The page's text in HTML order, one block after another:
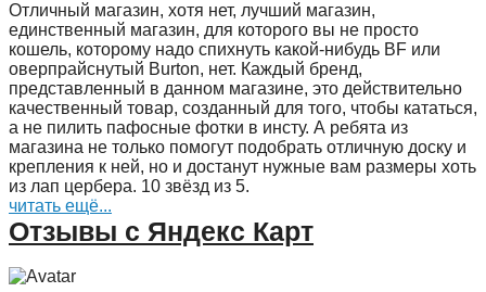
Отличный магазин, хотя нет, лучший магазин,
единственный магазин, для которого вы не просто
кошель, которому надо спихнуть какой-нибудь BF или
оверпрайснутый Burton, нет. Каждый бренд,
представленный в данном магазине, это действительно
качественный товар, созданный для того, чтобы кататься,
а не пилить пафосные фотки в инсту. А ребята из
магазина не только помогут подобрать отличную доску и
крепления к ней, но и достанут нужные вам размеры хоть
из лап цербера. 10 звёзд из 5.
читать ещё...
Отзывы с Яндекс Карт